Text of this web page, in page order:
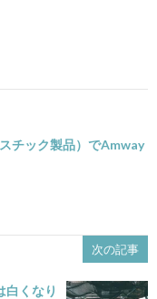
チック製品）でAmway
次の記事
白くなり